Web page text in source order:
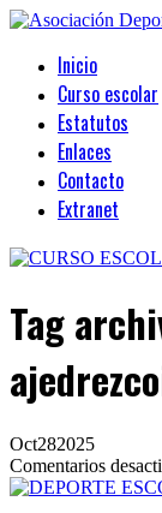
Inicio
Curso escolar
Estatutos
Enlaces
Contacto
Extranet
Tag
Oct282025
Comentarios